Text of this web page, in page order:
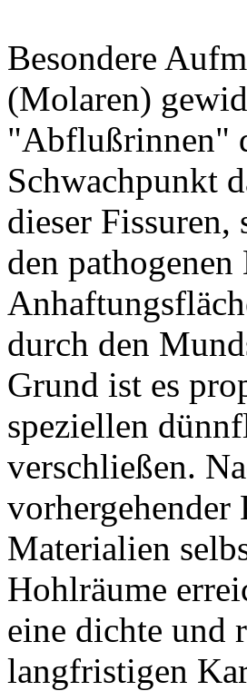
Besondere
(Molaren)
"Abflußrinnen"
Schwachpunkt
dieser
den
durch den
Grund ist es
speziellen
verschließen.
Materialien
Hohlräume
eine dichte und
langfristigen